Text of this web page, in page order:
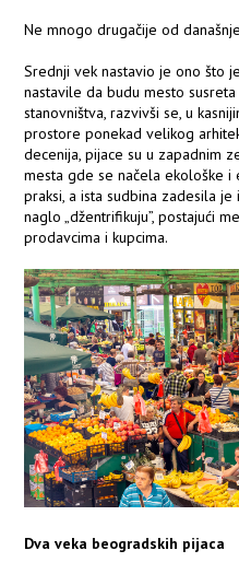
Ne mnogo drugačije od
Srednji vek nastavio je ono što
nastavile da budu mesto
stanovništva, razvivši se, u
prostore ponekad velikog
decenija, pijace su u zapadnim
mesta gde se načela ekološke
praksi, a ista sudbina zadesila
naglo „džentrifikuju”, postajući
prodavcima i kupcima.
Dva veka beogradskih pijaca